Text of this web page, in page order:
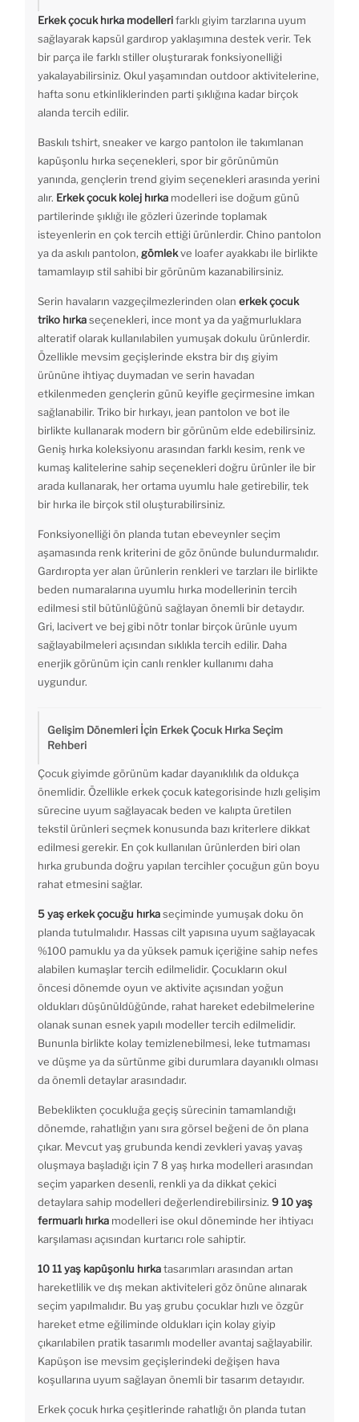
Erkek çocuk hırka modellerifarklı giyim tarzlarına uyum
sağlayarak kapsül gardırop yaklaşımına destek verir. Tek
bir parça ile farklı stiller oluşturarak fonksiyonelliği
yakalayabilirsiniz. Okul yaşamından outdoor aktivitelerine,
hafta sonu etkinliklerinden parti şıklığına kadar birçok
alanda tercih edilir.
Baskılı tshirt, sneaker ve kargo pantolon ile takımlanan
kapüşonlu hırka seçenekleri, spor bir görünümün
yanında, gençlerin trend giyim seçenekleri arasında yerini
alır. Erkek çocuk kolej hırka modelleri ise doğum günü
partilerinde şıklığı ile gözleri üzerinde toplamak
isteyenlerin en çok tercih ettiği ürünlerdir. Chino pantolon
ya da askılı pantolon, gömlekve loafer ayakkabı ile birlikte
tamamlayıp stil sahibi bir görünüm kazanabilirsiniz.
Serin havaların vazgeçilmezlerinden olan erkek çocuk
triko hırkaseçenekleri, ince mont ya da yağmurluklara
alteratif olarak kullanılabilen yumuşak dokulu ürünlerdir.
Özellikle mevsim geçişlerinde ekstra bir dış giyim
ürününe ihtiyaç duymadan ve serin havadan
etkilenmeden gençlerin günü keyifle geçirmesine imkan
sağlanabilir. Triko bir hırkayı, jean pantolon ve bot ile
birlikte kullanarak modern bir görünüm elde edebilirsiniz.
Geniş hırka koleksiyonu arasından farklı kesim, renk ve
kumaş kalitelerine sahip seçenekleri doğru ürünler ile bir
arada kullanarak, her ortama uyumlu hale getirebilir, tek
bir hırka ile birçok stil oluşturabilirsiniz.
Fonksiyonelliği ön planda tutan ebeveynler seçim
aşamasında renk kriterini de göz önünde bulundurmalıdır.
Gardıropta yer alan ürünlerin renkleri ve tarzları ile birlikte
beden numaralarına uyumlu hırka modellerinin tercih
edilmesi stil bütünlüğünü sağlayan önemli bir detaydır.
Gri, lacivert ve bej gibi nötr tonlar birçok ürünle uyum
sağlayabilmeleri açısından sıklıkla tercih edilir. Daha
enerjik görünüm için canlı renkler kullanımı daha
uygundur.
Gelişim Dönemleri İçin Erkek Çocuk Hırka Seçim
Rehberi
Çocuk giyimde görünüm kadar dayanıklılık da oldukça
önemlidir. Özellikle erkek çocuk kategorisinde hızlı gelişim
sürecine uyum sağlayacak beden ve kalıpta üretilen
tekstil ürünleri seçmek konusunda bazı kriterlere dikkat
edilmesi gerekir. En çok kullanılan ürünlerden biri olan
hırka grubunda doğru yapılan tercihler çocuğun gün boyu
rahat etmesini sağlar.
5 yaş erkek çocuğu hırkaseçiminde yumuşak doku ön
planda tutulmalıdır. Hassas cilt yapısına uyum sağlayacak
%100 pamuklu ya da yüksek pamuk içeriğine sahip nefes
alabilen kumaşlar tercih edilmelidir. Çocukların okul
öncesi dönemde oyun ve aktivite açısından yoğun
oldukları düşünüldüğünde, rahat hareket edebilmelerine
olanak sunan esnek yapılı modeller tercih edilmelidir.
Bununla birlikte kolay temizlenebilmesi, leke tutmaması
ve düşme ya da sürtünme gibi durumlara dayanıklı olması
da önemli detaylar arasındadır.
Bebeklikten çocukluğa geçiş sürecinin tamamlandığı
dönemde, rahatlığın yanı sıra görsel beğeni de ön plana
çıkar. Mevcut yaş grubunda kendi zevkleri yavaş yavaş
oluşmaya başladığı için 7 8 yaş hırka modelleri arasından
seçim yaparken desenli, renkli ya da dikkat çekici
detaylara sahip modelleri değerlendirebilirsiniz. 9 10 yaş
fermuarlı hırka modelleri ise okul döneminde her ihtiyacı
karşılaması açısından kurtarıcı role sahiptir.
10 11 yaş kapüşonlu hırkatasarımları arasından artan
hareketlilik ve dış mekan aktiviteleri göz önüne alınarak
seçim yapılmalıdır. Bu yaş grubu çocuklar hızlı ve özgür
hareket etme eğiliminde oldukları için kolay giyip
çıkarılabilen pratik tasarımlı modeller avantaj sağlayabilir.
Kapüşon ise mevsim geçişlerindeki değişen hava
koşullarına uyum sağlayan önemli bir tasarım detayıdır.
Erkek çocuk hırka çeşitlerinde rahatlığı ön planda tutan